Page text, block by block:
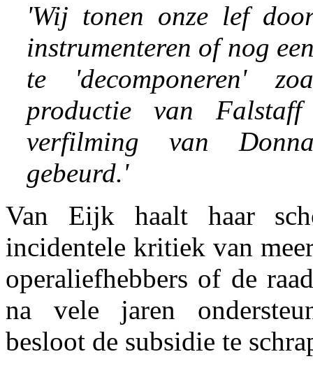
'Wij tonen onze lef
instrumenteren of nog
te 'decomponeren'
productie van
verfilming van
gebeurd.'
Van Eijk haalt haar
incidentele kritiek van
operaliefhebbers of de
na vele jaren
besloot de subsidie te